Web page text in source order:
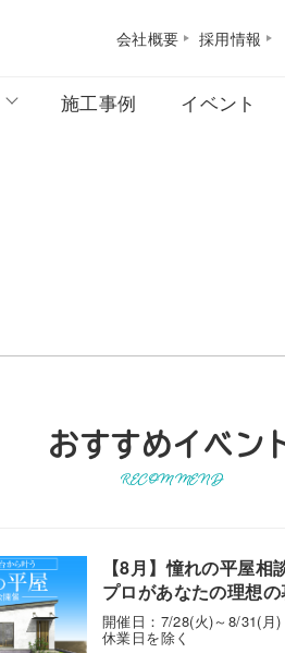
会社概要 採用情報
施工事例 イベント
おすすめイベン
RECOMMEND
【8月】憧れの平屋
プロがあなたの理想
えます！
開催日：7/28(火)～8/31(
休業日を除く